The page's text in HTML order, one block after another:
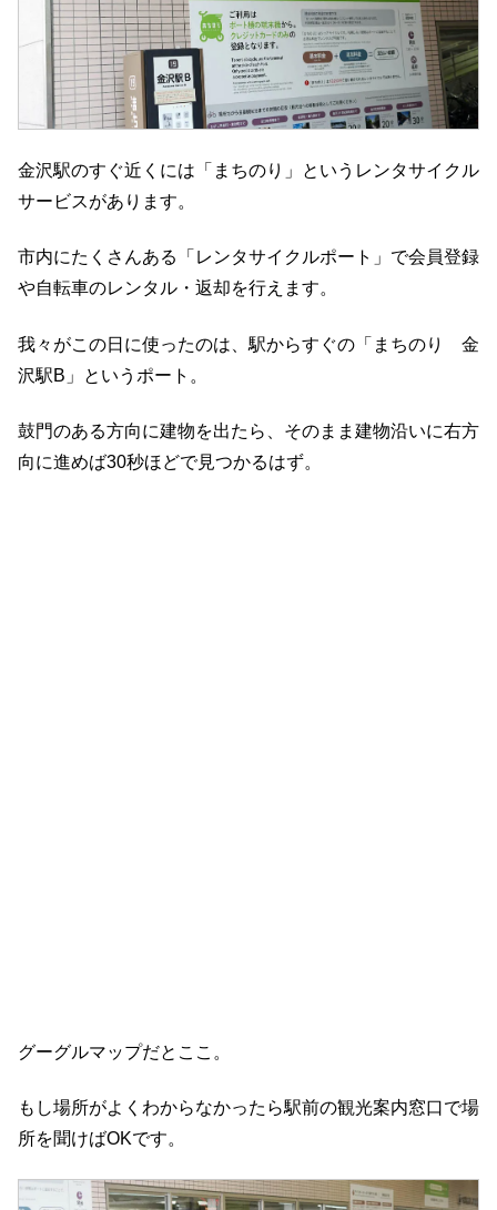
金沢駅のすぐ近くには「まちのり」というレンタサイクル
サービスがあります。
市内にたくさんある「レンタサイクルポート」で会員登録
や自転車のレンタル・返却を行えます。
我々がこの日に使ったのは、駅からすぐの「まちのり 金
沢駅B」というポート。
鼓門のある方向に建物を出たら、そのまま建物沿いに右方
向に進めば30秒ほどで見つかるはず。
グーグルマップだとここ。
もし場所がよくわからなかったら駅前の観光案内窓口で場
所を聞けばOKです。